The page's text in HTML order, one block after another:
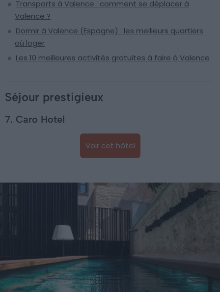
Transports à Valence : comment se déplacer à
Valence ?
Dormir à Valence (Espagne) : les meilleurs quartiers
où loger
Les 10 meilleures activités gratuites à faire à Valence
Séjour prestigieux
7. Caro Hotel
Voir cet hôtel